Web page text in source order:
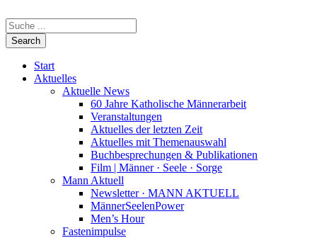
Start
Aktuelles
Aktuelle News
60 Jahre Katholische Männerarbeit
Veranstaltungen
Aktuelles der letzten Zeit
Aktuelles mit Themenauswahl
Buchbesprechungen & Publikationen
Film | Männer · Seele · Sorge
Mann Aktuell
Newsletter · MANN AKTUELL
MännerSeelenPower
Men’s Hour
Fastenimpulse